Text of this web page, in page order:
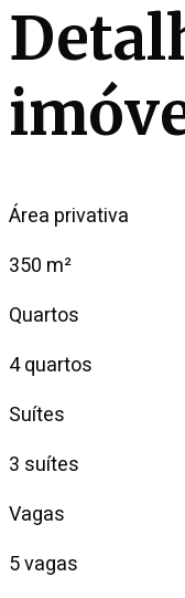
Área privativa
350 m²
Quartos
4 quartos
Suítes
3 suítes
Vagas
5 vagas